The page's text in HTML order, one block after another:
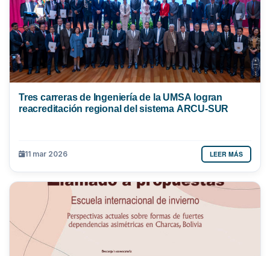
Tres carreras de Ingeniería de la UMSA logran
reacreditación regional del sistema ARCU-SUR
11 mar 2026 LEER MÁS